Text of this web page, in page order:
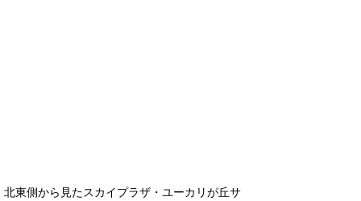
北東側から見たスカイプラザ・ユーカリが丘サ